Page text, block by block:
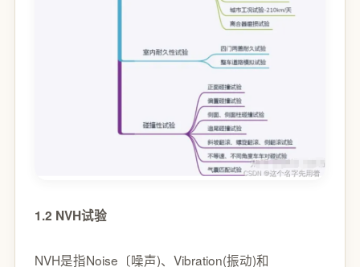
1.2 NVH试验
NVH是指Noise〔噪声)、Vibration(振动)和